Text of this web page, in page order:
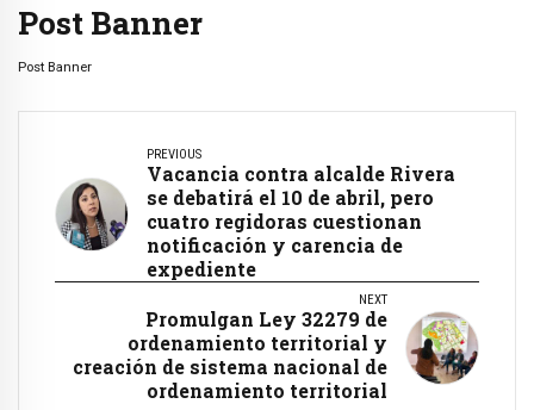
Post Banner
Post Banner
PREVIOUS
Vacancia contra alcalde Rivera
se debatirá el 10 de abril, pero
cuatro regidoras cuestionan
notificación y carencia de
expediente
NEXT
Promulgan Ley 32279 de
ordenamiento territorial y
creación de sistema nacional de
ordenamiento territorial